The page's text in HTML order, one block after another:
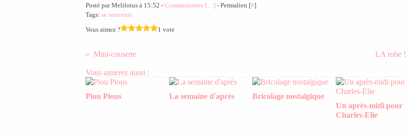
Posté par Melilotus à 15:52 - Commentaires […] - Permalien [#]
Tags: se souvenir
Vous aimez ?
1 vote
Mini-cousette LA robe !
Vous aimerez aussi :
Piou Pious La semaine d'après
Bricolage nostalgique
Un après-midi pour
Charles-Elie